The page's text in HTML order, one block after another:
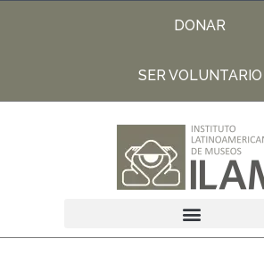
DONAR
SER VOLUNTARIO